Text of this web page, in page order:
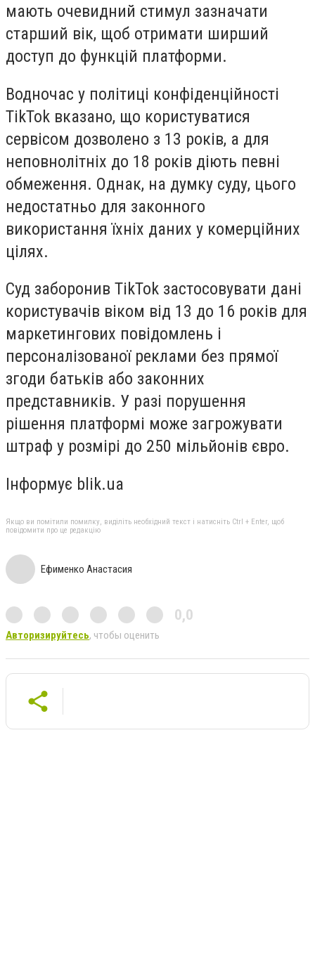
мають очевидний стимул зазначати
старший вік, щоб отримати ширший
доступ до функцій платформи.
Водночас у політиці конфіденційності
TikTok вказано, що користуватися
сервісом дозволено з 13 років, а для
неповнолітніх до 18 років діють певні
обмеження. Однак, на думку суду, цього
недостатньо для законного
використання їхніх даних у комерційних
цілях.
Суд заборонив TikTok застосовувати дані
користувачів віком від 13 до 16 років для
маркетингових повідомлень і
персоналізованої реклами без прямої
згоди батьків або законних
представників. У разі порушення
рішення платформі може загрожувати
штраф у розмірі до 250 мільйонів євро.
Інформує blik.ua
Якщо ви помітили помилку, виділіть необхідний текст і натисніть Ctrl + Enter, щоб
повідомити про це редакцію
Ефименко Анастасия
0,0
Авторизируйтесь, чтобы оценить